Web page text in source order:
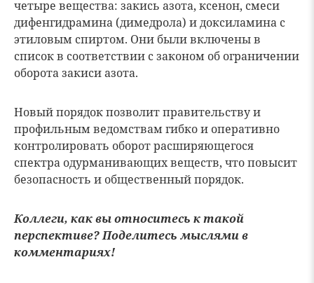
четыре вещества: закись азота, ксенон, смеси
дифенгидрамина (димедрола) и доксиламина с
этиловым спиртом. Они были включены в
список в соответствии с законом об ограничении
оборота закиси азота.
Новый порядок позволит правительству и
профильным ведомствам гибко и оперативно
контролировать оборот расширяющегося
спектра одурманивающих веществ, что повысит
безопасность и общественный порядок.
Коллеги, как вы относитесь к такой
перспективе? Поделитесь мыслями в
комментариях!